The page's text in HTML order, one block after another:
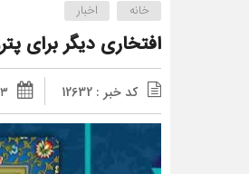
خانه اخبار
افتخاری دیگر برای
کد خبر : 12632 ۲۳